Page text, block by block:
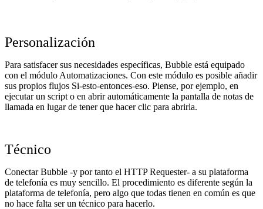
Personalización
Para satisfacer sus necesidades específicas, Bubble está equipado
con el módulo Automatizaciones. Con este módulo es posible añadir
sus propios flujos Si-esto-entonces-eso. Piense, por ejemplo, en
ejecutar un script o en abrir automáticamente la pantalla de notas de
llamada en lugar de tener que hacer clic para abrirla.
Técnico
Conectar Bubble -y por tanto el HTTP Requester- a su plataforma
de telefonía es muy sencillo. El procedimiento es diferente según la
plataforma de telefonía, pero algo que todas tienen en común es que
no hace falta ser un técnico para hacerlo.